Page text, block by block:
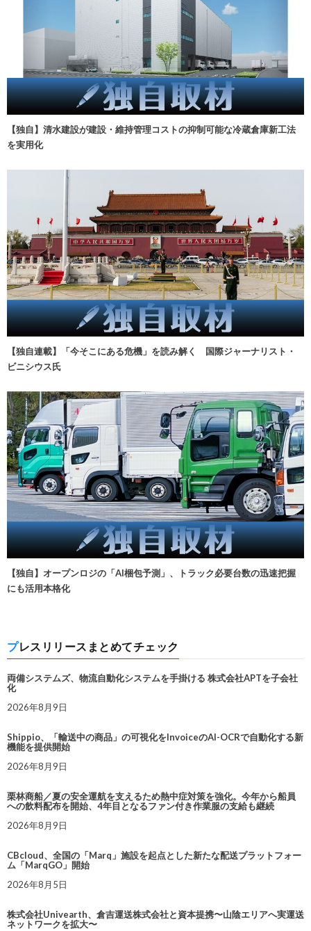
【独自】清水建設が建設・維持管理コストの抑制可能な冷蔵倉庫新工法
を実用化
【独自連載】「今そこにある危機」を読み解く 国際ジャーナリスト・
ビニシウス氏
【独自】オープンロジの「AI梱包予測」、トラック必要台数の迅速把握
にも活用本格化
プレスリリースまとめてチェック
両備システムズ、物流自動化システムを手掛ける 株式会社APTを子会社
化
2026年8月9日
Shippio、「輸送中の商品」の可視化をInvoiceのAI-OCRで自動化する新
機能を提供開始
2026年8月9日
栗林商船／夏の安全運航を支えるため熱中症対策を強化。今年から船員
への飲料配布を開始、4年目となるファン付き作業服の支給も継続
2026年8月9日
CBcloud、全国の「Marq」施設を起点とした新たな配送プラットフォー
ム「MarqGO」開始
2026年8月5日
株式会社Univearth、倉吉運送株式会社と資本提携〜山陰エリアへ実運送
ネットワークを拡大〜